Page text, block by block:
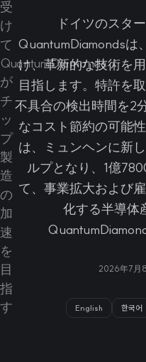
ドイツのスタ
QuantumDiamondsは
け、革新的な技術を
目指します。特許を
不具合の検出時間を2
なコスト節約の可能
は、ミュンヘンに新
ルプとなり、1億
て、事業拡大および
化する半導体
2026年7月
English 한국어